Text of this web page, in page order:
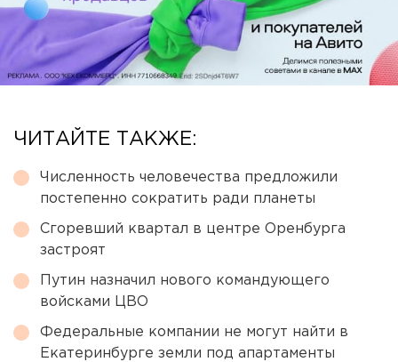
ЧИТАЙТЕ ТАКЖЕ:
Численность человечества предложили
постепенно сократить ради планеты
Сгоревший квартал в центре Оренбурга
застроят
Путин назначил нового командующего
войсками ЦВО
Федеральные компании не могут найти в
Екатеринбурге земли под апартаменты